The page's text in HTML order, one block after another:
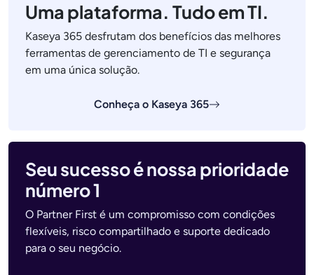
Uma plataforma. Tudo em TI.
Kaseya 365 desfrutam dos benefícios das melhores
ferramentas de gerenciamento de TI e segurança
em uma única solução.
Conheça o Kaseya 365
Seu sucesso é nossa prioridade
número 1
O Partner First é um compromisso com condições
flexíveis, risco compartilhado e suporte dedicado
para o seu negócio.